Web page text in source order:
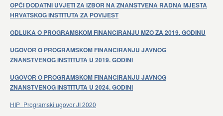
OPĆI DODATNI UVJETI ZA IZBOR NA ZNANSTVENA RADNA MJESTA
HRVATSKOG INSTITUTA ZA POVIJEST
ODLUKA O PROGRAMSKOM FINANCIRANJU MZO ZA 2019. GODINU
UGOVOR O PROGRAMSKOM FINANCIRANJU JAVNOG
ZNANSTVENOG INSTITUTA U 2019. GODINI
UGOVOR O PROGRAMSKOM FINANCIRANJU JAVNOG
ZNANSTVENOG INSTITUTA U 2024. GODINI
HIP_Programski ugovor JI 2020